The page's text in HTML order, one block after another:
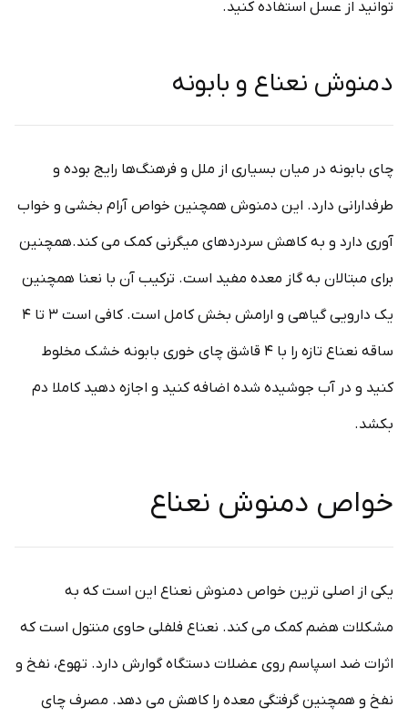
توانید از عسل استفاده کنید.
دمنوش نعناع و بابونه
چای بابونه در میان بسیاری از ملل و فرهنگ‌ها رایج بوده و
طرفدارانی دارد. این دمنوش همچنین خواص آرام بخشی و خواب
آوری دارد و به کاهش سردردهای میگرنی کمک می کند.همچنین
برای مبتالان به گاز معده مفید است. ترکیب آن با نعنا همچنین
یک دارویی گیاهی و ارامش بخش کامل است. کافی است ۳ تا ۴
ساقه نعناع تازه را با ۴ قاشق چای خوری بابونه خشک مخلوط
کنید و در آب جوشیده شده اضافه کنید و اجازه دهید کاملا دم
بکشد.
خواص دمنوش نعناع
یکی از اصلی ترین خواص دمنوش نعناع این است که به
مشکلات هضم کمک می کند. نعناع فلفلی حاوی منتول است که
اثرات ضد اسپاسم روی عضلات دستگاه گوارش دارد. تهوع، نفخ و
نفخ و همچنین گرفتگی معده را کاهش می دهد. مصرف چای